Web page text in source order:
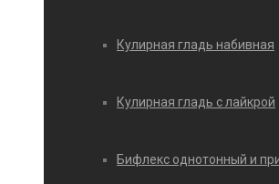
Кулирная гладь набивная
Кулирная гладь с лайкрой
Бифлекс однотонный и